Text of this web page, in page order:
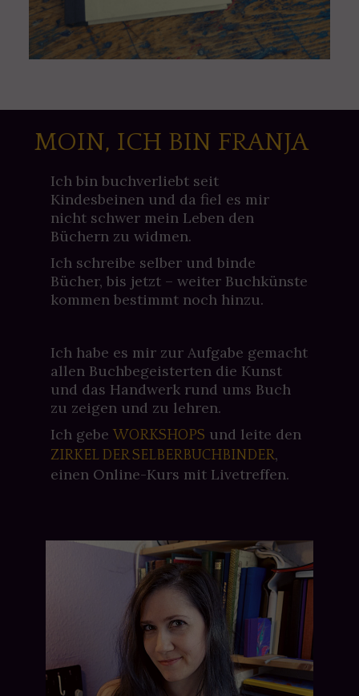
MOIN, ICH BIN FRANJA
Ich bin buchverliebt seit
Kindesbeinen und da fiel es mir
nicht schwer mein Leben den
Büchern zu widmen.
Ich schreibe selber und binde
Bücher, bis jetzt – weiter Buchkünste
kommen bestimmt noch hinzu.
Ich habe es mir zur Aufgabe gemacht
allen Buchbegeisterten die Kunst
und das Handwerk rund ums Buch
zu zeigen und zu lehren.
Ich gebeWORKSHOPS und leite den
ZIRKEL DER SELBERBUCHBINDER,
einen Online-Kurs mit Livetreffen.